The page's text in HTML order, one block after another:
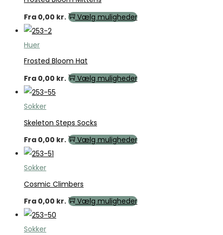
Fra 0,00 kr. Vælg muligheder
Huer
Frosted Bloom Hat
Fra 0,00 kr. Vælg muligheder
Sokker
Skeleton Steps Socks
Fra 0,00 kr. Vælg muligheder
Sokker
Cosmic Climbers
Fra 0,00 kr. Vælg muligheder
Sokker